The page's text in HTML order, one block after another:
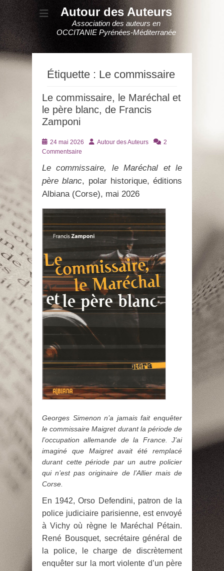
Autour des Auteurs
Association des auteurs en
OCCITANIE Pyrénées-Méditerranée
Étiquette : Le commissaire
Le commissaire, le Maréchal et
le père blanc, de Francis
Zamponi
Posté
le
24 mai 2026 AuteurAutour des Auteurs
2
Commentsaire
Le commissaire, le Maréchal et le
père blanc, polar historique, éditions
Albiana (Corse), mai 2026
Georges Simenon n’a jamais fait enquêter
le commissaire Maigret durant la période de
l’occupation allemande de la France. J’ai
imaginé que Maigret avait été remplacé
durant cette période par un autre policier
qui n’est pas originaire de l’Allier mais de
Corse.
En 1942, Orso Defendini, patron de la
police judiciaire parisienne, est envoyé
à Vichy où règne le Maréchal Pétain.
René Bousquet, secrétaire général de
la police, le charge de discrètement
enquêter sur la mort violente d’un père